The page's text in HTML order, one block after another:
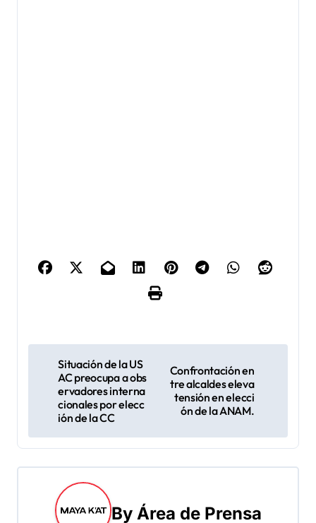
e
g
Situación de la US
AC preocupa a obs
ervadores interna
cionales por elecc
ión de la CC
Confrontación en
tre alcaldes eleva
tensión en elecci
ón de la ANAM.
By Área de Prensa